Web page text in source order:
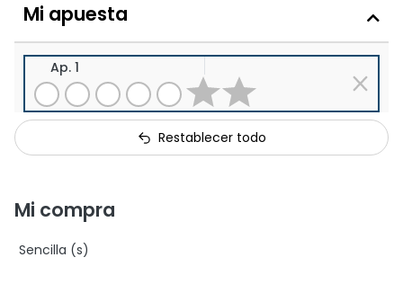
Mi apuesta
Ap. 1
Restablecer todo
Mi compra
Sencilla (s)